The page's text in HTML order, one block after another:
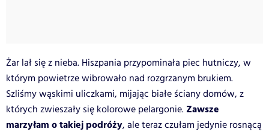
Żar lał się z nieba. Hiszpania przypominała piec hutniczy, w
którym powietrze wibrowało nad rozgrzanym brukiem.
Szliśmy wąskimi uliczkami, mijając białe ściany domów, z
których zwieszały się kolorowe pelargonie. Zawsze
marzyłam o takiej podróży, ale teraz czułam jedynie rosnącą